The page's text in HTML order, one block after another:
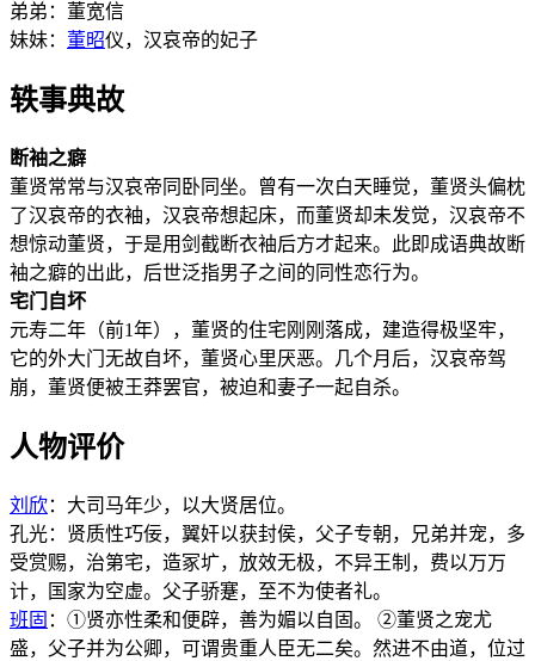
弟弟：董宽信
妹妹： 董昭仪，汉哀帝的妃子
轶事典故
断袖之癖
董贤常常与汉哀帝同卧同坐。曾有一次白天睡觉，董贤头偏枕
了汉哀帝的衣袖，汉哀帝想起床，而董贤却未发觉，汉哀帝不
想惊动董贤，于是用剑截断衣袖后方才起来。此即成语典故断
袖之癖的出此，后世泛指男子之间的同性恋行为。
宅门自坏
元寿二年（前1年），董贤的住宅刚刚落成，建造得极坚牢，
它的外大门无故自坏，董贤心里厌恶。几个月后，汉哀帝驾
崩，董贤便被王莽罢官，被迫和妻子一起自杀。
人物评价
刘欣：大司马年少，以大贤居位。
孔光：贤质性巧佞，翼奸以获封侯，父子专朝，兄弟并宠，多
受赏赐，治第宅，造冢圹，放效无极，不异王制，费以万万
计，国家为空虚。父子骄蹇，至不为使者礼。
班固 ：①贤亦性柔和便辟，善为媚以自固。 ②董贤之宠尤
盛，父子并为公卿，可谓贵重人臣无二矣。然进不由道，位过